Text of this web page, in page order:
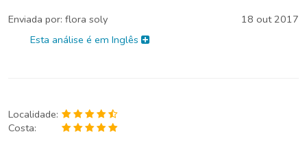
Enviada por: flora soly
18 out 2017
Esta análise é em Inglês
Localidade:
Costa: